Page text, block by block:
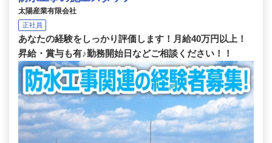
太陽産業有限会社
正社員
あなたの経験をしっかり評価します！月給40万円以上！
昇給・賞与も有♪勤務開始日などご相談ください！！